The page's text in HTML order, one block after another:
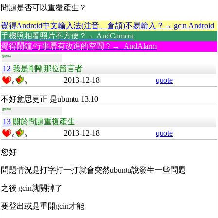
問題是否可以重覆產生？
覺得Android中文輸入法(注音、倉頡)不易輸入？→ gcin Android
手機照相看照片不方便？→ AndCamera
覺得鬧鐘/行事曆有改進的空間？→ AndAlarm
guest
12 我是剛剛那位留言者
0 0 2013-12-18 quote
不好意思更正 是ubuntu 13.10
guest
13 關於問題重複產生
0 0 2013-12-18 quote
您好
問題情況是打字打一打就會突然ubuntu說發生一些問題
之後 gcin就關掉了
要登出或是重開gcin才能